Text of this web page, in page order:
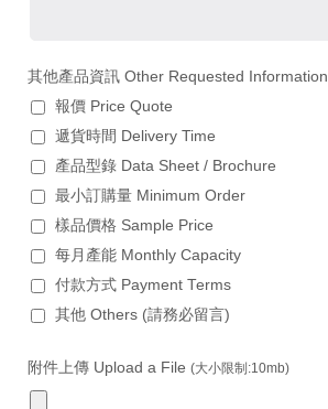
其他產品資訊 Other Requested Information
報價 Price Quote
遞貨時間 Delivery Time
產品型錄 Data Sheet / Brochure
最小訂購量 Minimum Order
樣品價格 Sample Price
每月產能 Monthly Capacity
付款方式 Payment Terms
其他 Others (請務必留言)
附件上傳 Upload a File (大小限制:10mb)